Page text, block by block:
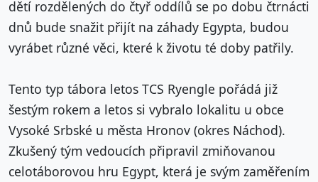
dětí rozdělených do čtyř oddílů se po dobu čtrnácti
dnů bude snažit přijít na záhady Egypta, budou
vyrábet různé věci, které k životu té doby patřily.
Tento typ tábora letos TCS Ryengle pořádá již
šestým rokem a letos si vybralo lokalitu u obce
Vysoké Srbské u města Hronov (okres Náchod).
Zkušený tým vedoucích připravil zmiňovanou
celotáborovou hru Egypt, která je svým zaměřením